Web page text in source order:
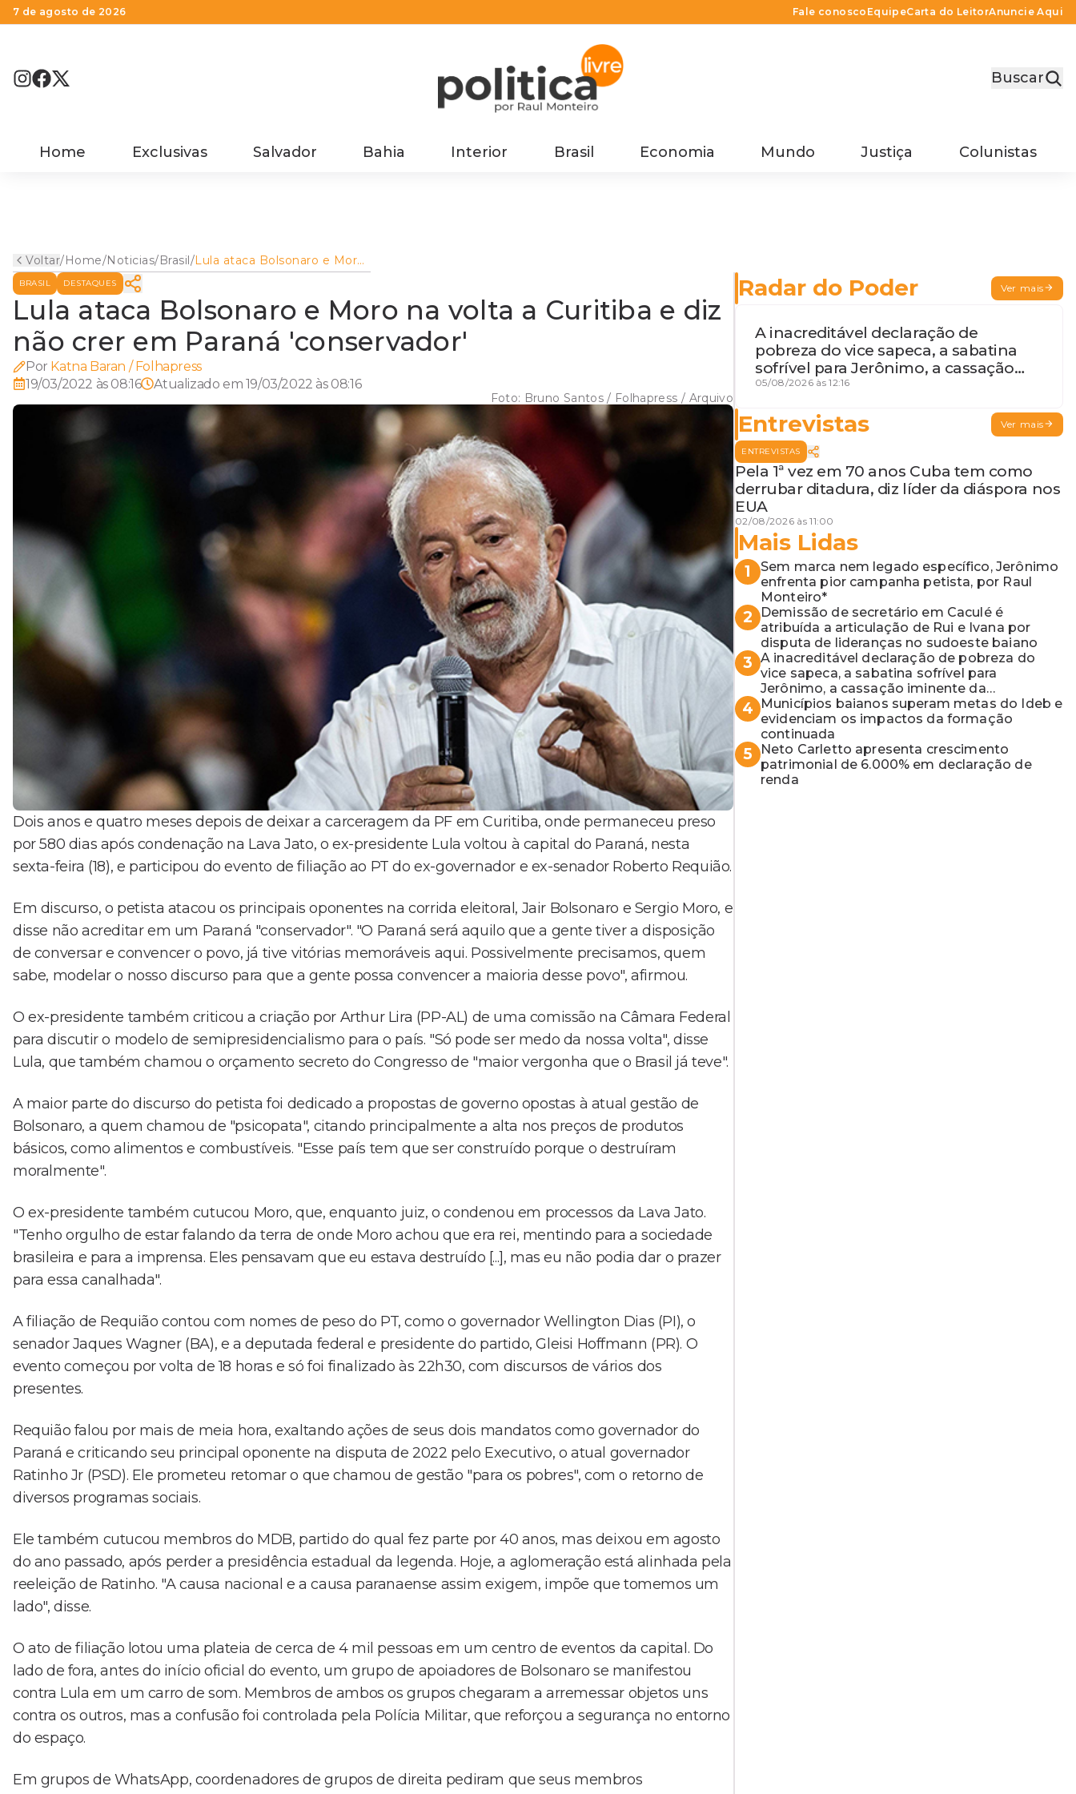
7 de agosto de 2026 Fale conosco EquipeCarta do LeitorAnuncie Aqui
Buscar
Home Exclusivas Salvador Bahia Interior Brasil Economia Mundo Justiça Colunistas
Voltar/Home/Noticias/Brasil/Lula ataca Bolsonaro e Moro
na volta a Curitiba e diz não
BRASIL DESTAQUES
Lula ataca Bolsonaro e Moro na volta a Curitiba e diz
não crer em Paraná 'conservador'
Por Katna Baran / Folhapress
19/03/2022 às 08:16
Atualizado em 19/03/2022 às 08:16
Foto: Bruno Santos / Folhapress / Arquivo
Dois anos e quatro meses depois de deixar a carceragem da PF em Curitiba, onde permaneceu preso
por 580 dias após condenação na Lava Jato, o ex-presidente Lula voltou à capital do Paraná, nesta
sexta-feira (18), e participou do evento de filiação ao PT do ex-governador e ex-senador Roberto Requião.
Em discurso, o petista atacou os principais oponentes na corrida eleitoral, Jair Bolsonaro e Sergio Moro, e
disse não acreditar em um Paraná "conservador". "O Paraná será aquilo que a gente tiver a disposição
de conversar e convencer o povo, já tive vitórias memoráveis aqui. Possivelmente precisamos, quem
sabe, modelar o nosso discurso para que a gente possa convencer a maioria desse povo", afirmou.
O ex-presidente também criticou a criação por Arthur Lira (PP-AL) de uma comissão na Câmara Federal
para discutir o modelo de semipresidencialismo para o país. "Só pode ser medo da nossa volta", disse
Lula, que também chamou o orçamento secreto do Congresso de "maior vergonha que o Brasil já teve".
A maior parte do discurso do petista foi dedicado a propostas de governo opostas à atual gestão de
Bolsonaro, a quem chamou de "psicopata", citando principalmente a alta nos preços de produtos
básicos, como alimentos e combustíveis. "Esse país tem que ser construído porque o destruíram
moralmente".
O ex-presidente também cutucou Moro, que, enquanto juiz, o condenou em processos da Lava Jato.
"Tenho orgulho de estar falando da terra de onde Moro achou que era rei, mentindo para a sociedade
brasileira e para a imprensa. Eles pensavam que eu estava destruído [...], mas eu não podia dar o prazer
para essa canalhada".
A filiação de Requião contou com nomes de peso do PT, como o governador Wellington Dias (PI), o
senador Jaques Wagner (BA), e a deputada federal e presidente do partido, Gleisi Hoffmann (PR). O
evento começou por volta de 18 horas e só foi finalizado às 22h30, com discursos de vários dos
presentes.
Requião falou por mais de meia hora, exaltando ações de seus dois mandatos como governador do
Paraná e criticando seu principal oponente na disputa de 2022 pelo Executivo, o atual governador
Ratinho Jr (PSD). Ele prometeu retomar o que chamou de gestão "para os pobres", com o retorno de
diversos programas sociais.
Ele também cutucou membros do MDB, partido do qual fez parte por 40 anos, mas deixou em agosto
do ano passado, após perder a presidência estadual da legenda. Hoje, a aglomeração está alinhada pela
reeleição de Ratinho. "A causa nacional e a causa paranaense assim exigem, impõe que tomemos um
lado", disse.
O ato de filiação lotou uma plateia de cerca de 4 mil pessoas em um centro de eventos da capital. Do
lado de fora, antes do início oficial do evento, um grupo de apoiadores de Bolsonaro se manifestou
contra Lula em um carro de som. Membros de ambos os grupos chegaram a arremessar objetos uns
contra os outros, mas a confusão foi controlada pela Polícia Militar, que reforçou a segurança no entorno
do espaço.
Em grupos de WhatsApp, coordenadores de grupos de direita pediram que seus membros
Radar do Poder Ver mais
A inacreditável declaração de
pobreza do vice sapeca, a sabatina
sofrível para Jerônimo, a cassação
iminente da desembargadora e a
05/08/2026 às 12:16
Entrevistas Ver mais
ENTREVISTAS
Pela 1ª vez em 70 anos Cuba tem como
derrubar ditadura, diz líder da diáspora nos
EUA
02/08/2026 às 11:00
Mais Lidas
1
Sem marca nem legado específico, Jerônimo
enfrenta pior campanha petista, por Raul
Monteiro*
2
Demissão de secretário em Caculé é
atribuída a articulação de Rui e Ivana por
disputa de lideranças no sudoeste baiano
3 A inacreditável declaração de pobreza do
vice sapeca, a sabatina sofrível para
Jerônimo, a cassação iminente da
desembargadora e a vaga do Quinto para o
MP baiano
4
Municípios baianos superam metas do Ideb e
evidenciam os impactos da formação
continuada
5
Neto Carletto apresenta crescimento
patrimonial de 6.000% em declaração de
renda